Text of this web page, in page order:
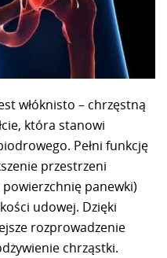
włóknisto – chrzęstną
która stanowi
Pełni funkcję
przestrzeni
powierzchnię panewki)
udowej. Dzięki
rozprowadzenie
chrząstki.